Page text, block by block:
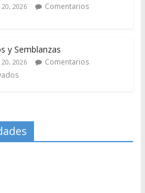
2026
Comentarios
y Semblanzas
2026
Comentarios